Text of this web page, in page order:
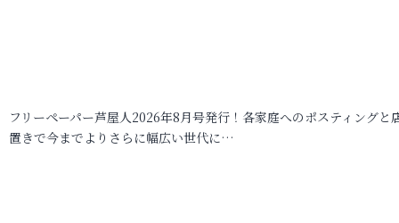
フリーペーパー芦屋人2026年8月号発行！各家庭へのポスティングと
置きで今までよりさらに幅広い世代に…